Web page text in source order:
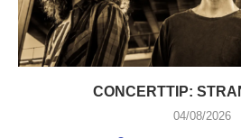
CONCERTTIP:
04/08/2026